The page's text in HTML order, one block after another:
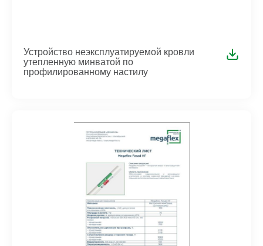
Устройство неэксплуатируемой кровли
утепленную минватой по
профилированному настилу